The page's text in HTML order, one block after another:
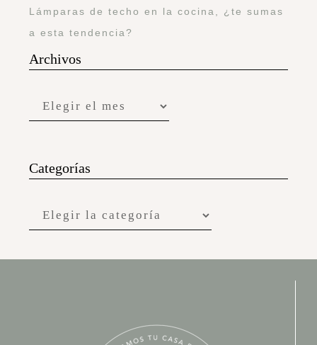
Lámparas de techo en la cocina, ¿te sumas
a esta tendencia?
Archivos
Categorías